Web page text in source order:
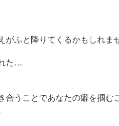
ふと降りてくるかもしれま
た…
うことであなたの癖を掴む